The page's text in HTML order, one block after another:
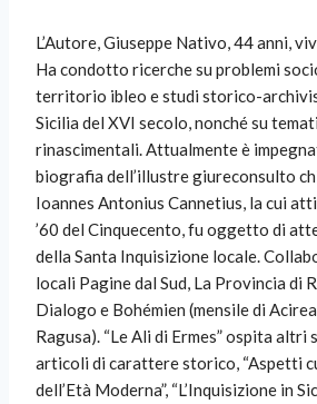
L’Autore, Giuseppe Nativo, 44 anni,
Ha condotto ricerche su problemi
territorio ibleo e studi storico-
Sicilia del XVI secolo, nonché su
rinascimentali. Attualmente è
biografia dell’illustre giureconsulto
Ioannes Antonius Cannetius, la cui
’60 del Cinquecento, fu oggetto di
della Santa Inquisizione locale.
locali Pagine dal Sud, La Provincia di
Dialogo e Bohémien (mensile di
Ragusa). “Le Ali di Ermes” ospita
articoli di carattere storico, “Aspetti
dell’Età Moderna”, “L’Inquisizione in